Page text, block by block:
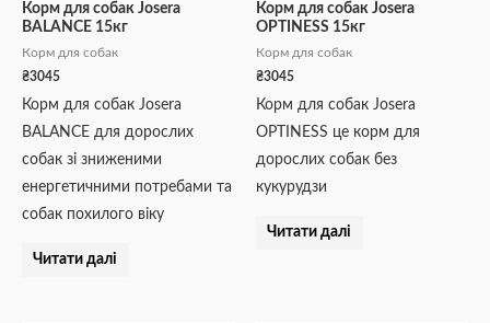
Корм для собак Josera
BALANCE 15кг
Корм для собак
₴3045
Корм для собак Josera
BALANCE для дорослих
собак зі зниженими
енергетичними потребами та
собак похилого віку
Читати далі
Корм для собак Josera
OPTINESS 15кг
Корм для собак
₴3045
Корм для собак Josera
OPTINESS це корм для
дорослих собак без
кукурудзи
Читати далі